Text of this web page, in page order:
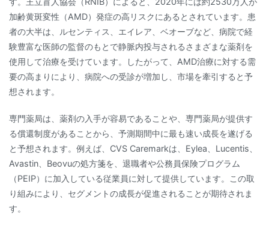
加齢黄斑変性（AMD）発症の高リスクにあるとされています。患
者の大半は、ルセンティス、エイレア、ベオーブなど、病院で経
験豊富な医師の監督のもとで静脈内投与されるさまざまな薬剤を
使用して治療を受けています。したがって、AMD治療に対する需
要の高まりにより、病院への受診が増加し、市場を牽引すると予
想されます。
専門薬局は、薬剤の入手が容易であることや、専門薬局が提供す
る償還制度があることから、予測期間中に最も速い成長を遂げる
と予想されます。例えば、CVS Caremarkは、Eylea、Lucentis、
Avastin、Beovuの処方箋を、退職者や公務員保険プログラム
（PEIP）に加入している従業員に対して提供しています。この取
り組みにより、セグメントの成長が促進されることが期待されま
す。